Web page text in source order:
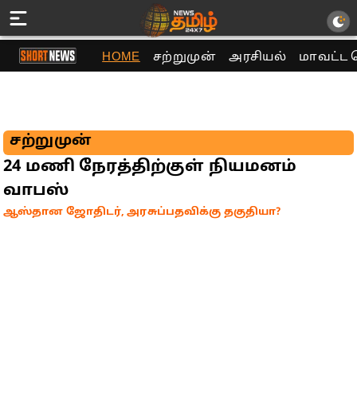
HOME சற்றுமுன் அரசியல் மாவட்ட
சற்றுமுன்
24 மணி நேரத்திற்குள் நியமனம்
வாபஸ்
ஆஸ்தான ஜோதிடர், அரசுப்பதவிக்கு தகுதியா?